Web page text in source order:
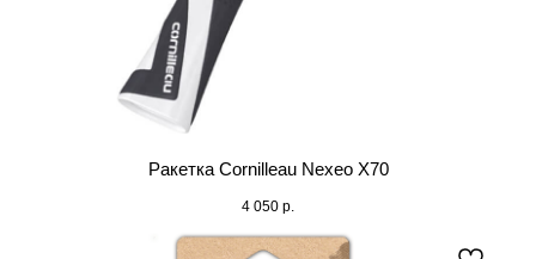
Ракетка Cornilleau Nexeo X70
4 050 р.